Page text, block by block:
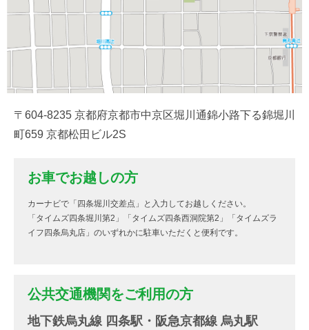
〒604-8235 京都府京都市中京区堀川通錦小路下る錦堀川
町659 京都松田ビル2S
お車でお越しの方
カーナビで「四条堀川交差点」と入力してお越しください。
「タイムズ四条堀川第2」「タイムズ四条西洞院第2」「タイムズラ
イフ四条烏丸店」のいずれかに駐車いただくと便利です。
公共交通機関をご利用の方
地下鉄烏丸線 四条駅・阪急京都線 烏丸駅